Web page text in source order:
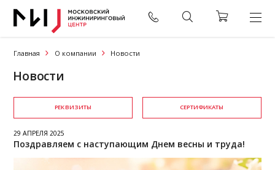
Главная О компании Новости
Новости
РЕКВИЗИТЫ СЕРТИФИКАТЫ
29 АПРЕЛЯ 2025
Поздравляем с наступающим Днем весны и труда!